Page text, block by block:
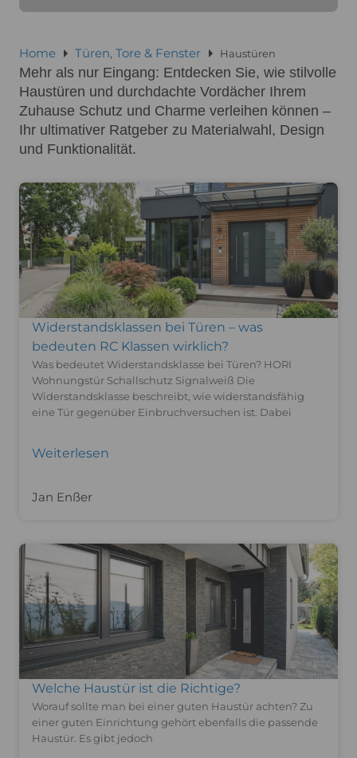
Home Türen, Tore & Fenster Haustüren
Mehr als nur Eingang: Entdecken Sie, wie stilvolle
Haustüren und durchdachte Vordächer Ihrem
Zuhause Schutz und Charme verleihen können –
Ihr ultimativer Ratgeber zu Materialwahl, Design
und Funktionalität.
Widerstandsklassen bei Türen – was
bedeuten RC Klassen wirklich?
Was bedeutet Widerstandsklasse bei Türen? HORI
Wohnungstür Schallschutz Signalweiß Die
Widerstandsklasse beschreibt, wie widerstandsfähig
eine Tür gegenüber Einbruchversuchen ist. Dabei
Weiterlesen
Jan Enßer
Welche Haustür ist die Richtige?
Worauf sollte man bei einer guten Haustür achten? Zu
einer guten Einrichtung gehört ebenfalls die passende
Haustür. Es gibt jedoch